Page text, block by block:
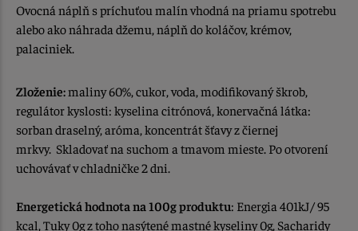
Ovocná náplň s príchuťou malín vhodná na priamu spotrebu
alebo ako náhrada džemu, náplň do koláčov, krémov,
palaciniek.
Zloženie:maliny 60%, cukor, voda, modifikovaný škrob,
regulátor kyslosti: kyselina citrónová, konervačná látka:
sorban draselný, aróma, koncentrát šťavy z čiernej
mrkvy. Skladovať na suchom a tmavom mieste. Po otvorení
uchovávať v chladničke 2 dni.
Energetická hodnota na 100g produktu: Energia 401kJ/ 95
kcal, Tuky 0g z toho nasýtené mastné kyseliny 0g, Sacharidy